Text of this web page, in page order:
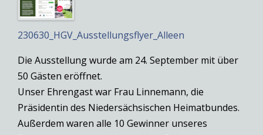
230630_HGV_Ausstellungsflyer_Alleen
Die Ausstellung wurde am 24. September mit über
50 Gästen eröffnet.
Unser Ehrengast war Frau Linnemann, die
Präsidentin des Niedersächsischen Heimatbundes.
Außerdem waren alle 10 Gewinner unseres